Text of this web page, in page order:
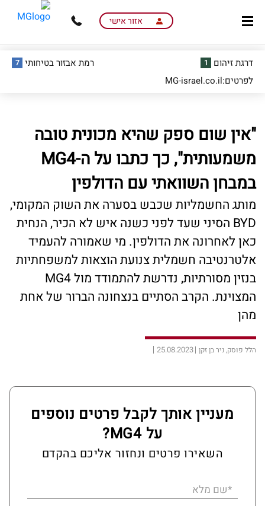
content
menu
אזור אישי
דרגת זיהום 1 רמת אבזור בטיחותי 7
לפרטים:MG-israel.co.il
"אין שום ספק שהיא מכונית טובה
משמעותית", כך כתבו על ה-MG4
במבחן השוואתי עם הדולפין
מותג החשמליות שכבש בסערה את השוק המקומי,
BYD הסיני שעד לפני כשנה איש לא הכיר, הנחית
כאן לאחרונה את הדולפין. מי שאמורה להעמיד
אלטרנטיבה חשמלית צנועת הוצאות למשפחתיות
בנזין מסורתיות, נדרשת להתמודד מול MG4
המצוינת. הקרב הסתיים בנצחונה הברור של אחת
מהן
הלל פוסק, ניר בן זקן 25.08.2023
מעניין אותך לקבל פרטים נוספים
על MG4?
השאירו פרטים ונחזור אליכם בהקדם
*שם מלא